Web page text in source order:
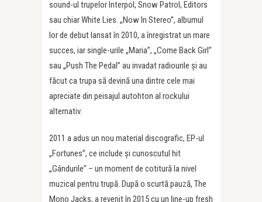
sound-ul trupelor Interpol, Snow Patrol, Editors
sau chiar White Lies. „Now In Stereo”, albumul
lor de debut lansat în 2010, a înregistrat un mare
succes, iar single-urile „Maria”, „Come Back Girl”
sau „Push The Pedal” au invadat radiourile și au
făcut ca trupa să devină una dintre cele mai
apreciate din peisajul autohton al rockului
alternativ.
2011 a adus un nou material discografic, EP-ul
„Fortunes”, ce include și cunoscutul hit
„Gândurile” – un moment de cotitură la nivel
muzical pentru trupă. După o scurtă pauză, The
Mono Jacks, a revenit în 2015 cu un line-up fresh